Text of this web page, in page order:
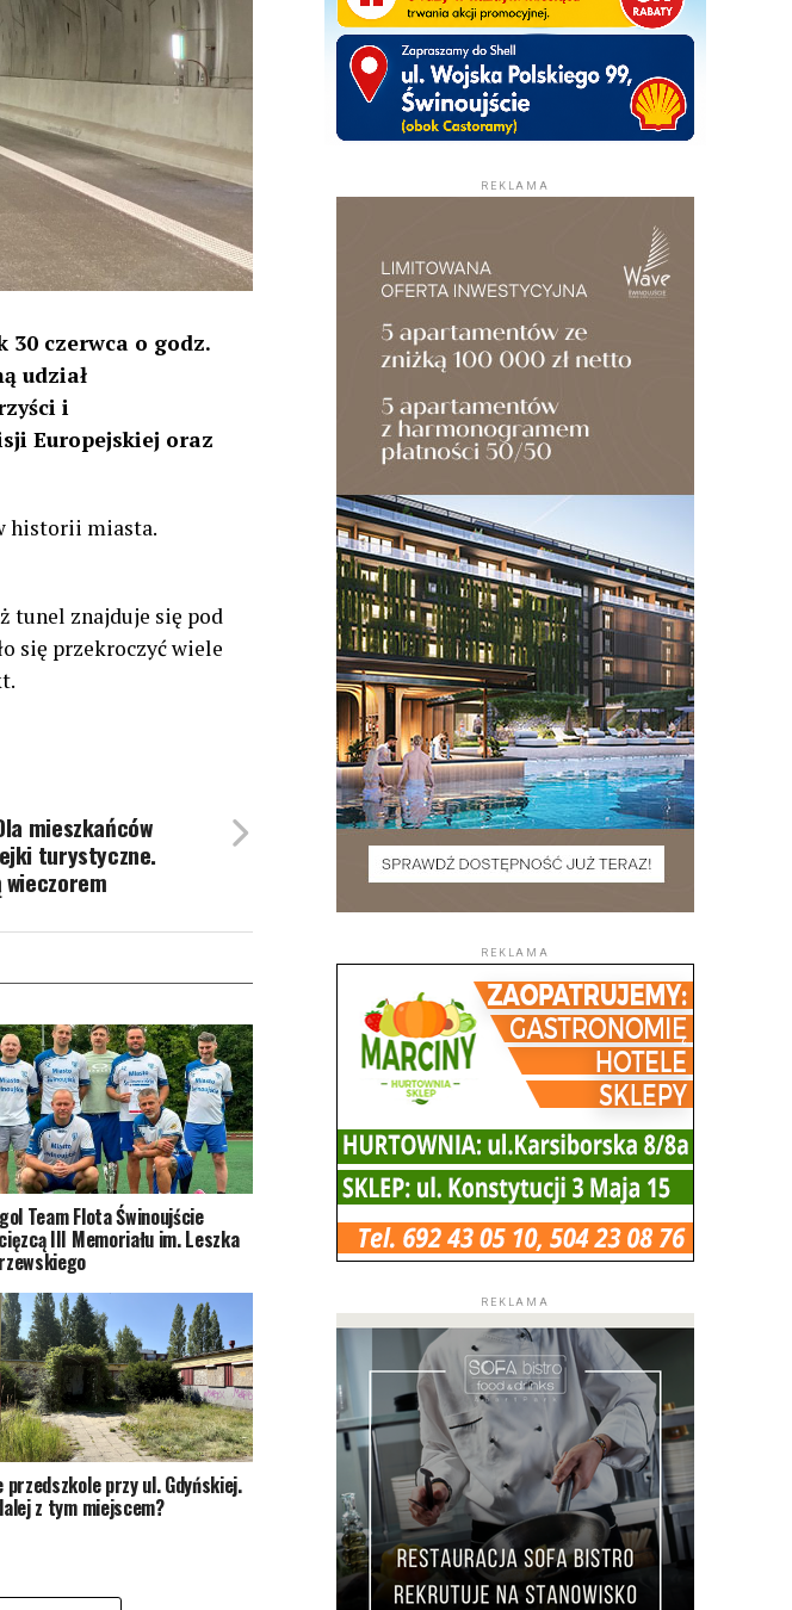
30 czerwca o godz.
udział
i
Europejskiej oraz
historii miasta.
tunel znajduje się pod
się przekroczyć wiele
mieszkańców
turystyczne.
Team Flota Świnoujście
III Memoriału im. Leszka
przedszkole przy ul. Gdyńskiej.
z tym miejscem?
REKLAMA
REKLAMA
REKLAMA